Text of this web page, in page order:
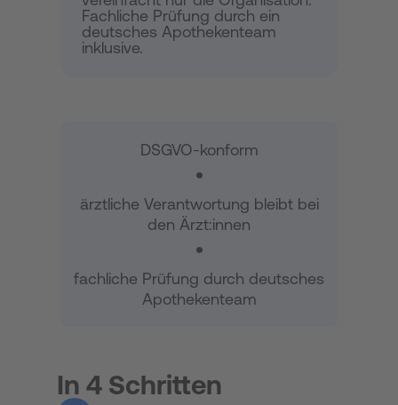
Fachliche Prüfung durch ein
deutsches Apothekenteam
inklusive.
DSGVO-konform
ärztliche Verantwortung bleibt bei
den Ärzt:innen
fachliche Prüfung durch deutsches
Apothekenteam
In 4 Schritten